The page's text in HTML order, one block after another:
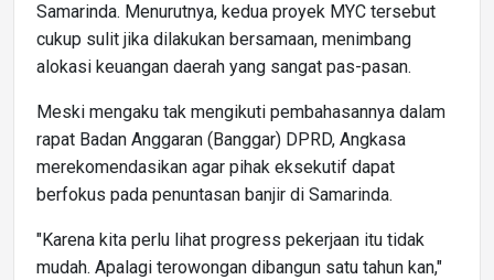
Samarinda. Menurutnya, kedua proyek MYC tersebut
cukup sulit jika dilakukan bersamaan, menimbang
alokasi keuangan daerah yang sangat pas-pasan.
Meski mengaku tak mengikuti pembahasannya dalam
rapat Badan Anggaran (Banggar) DPRD, Angkasa
merekomendasikan agar pihak eksekutif dapat
berfokus pada penuntasan banjir di Samarinda.
"Karena kita perlu lihat progress pekerjaan itu tidak
mudah. Apalagi terowongan dibangun satu tahun kan,"